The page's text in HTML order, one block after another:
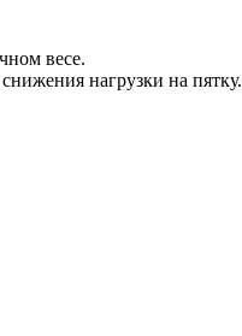
весе.
нагрузки на пятку.